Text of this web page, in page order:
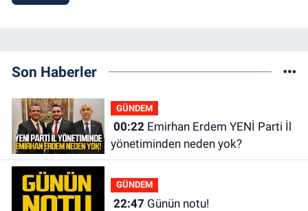
Son Haberler
GÜNDEM
00:22Emirhan Erdem YENİ Parti İl
yönetiminden neden yok?
GÜNDEM
22:47 Günün notu!